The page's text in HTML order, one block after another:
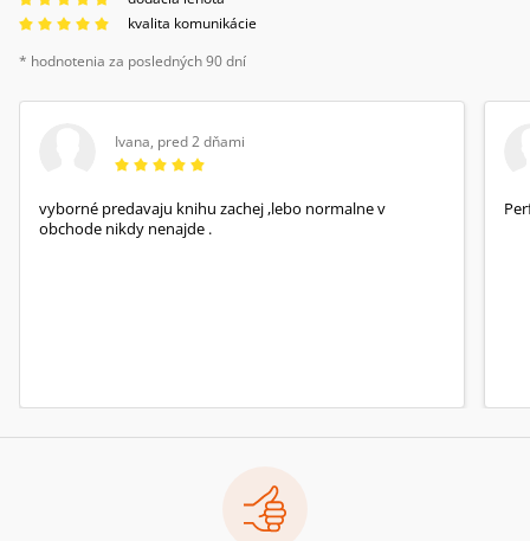
kvalita komunikácie
* hodnotenia za posledných 90 dní
Ivana, pred 2 dňami
vyborné predavaju knihu zachej ,lebo normalne v
obchode nikdy nenajde .